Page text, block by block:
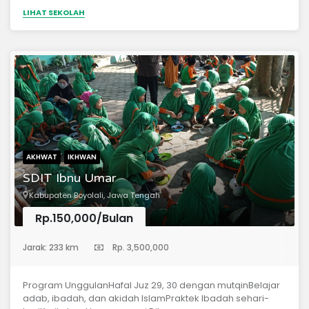
LIHAT SEKOLAH
AKHWAT IKHWAN
SDIT Ibnu Umar
Kabupaten Boyolali, Jawa Tengah
Rp.150,000/Bulan
Jarak: 233 km Rp. 3,500,000
Program UnggulanHafal Juz 29, 30 dengan mutqinBelajar
adab, ibadah, dan akidah IslamPraktek Ibadah sehari-